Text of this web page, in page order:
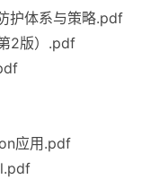
护体系与策略.pdf
2版）.pdf
应用.pdf